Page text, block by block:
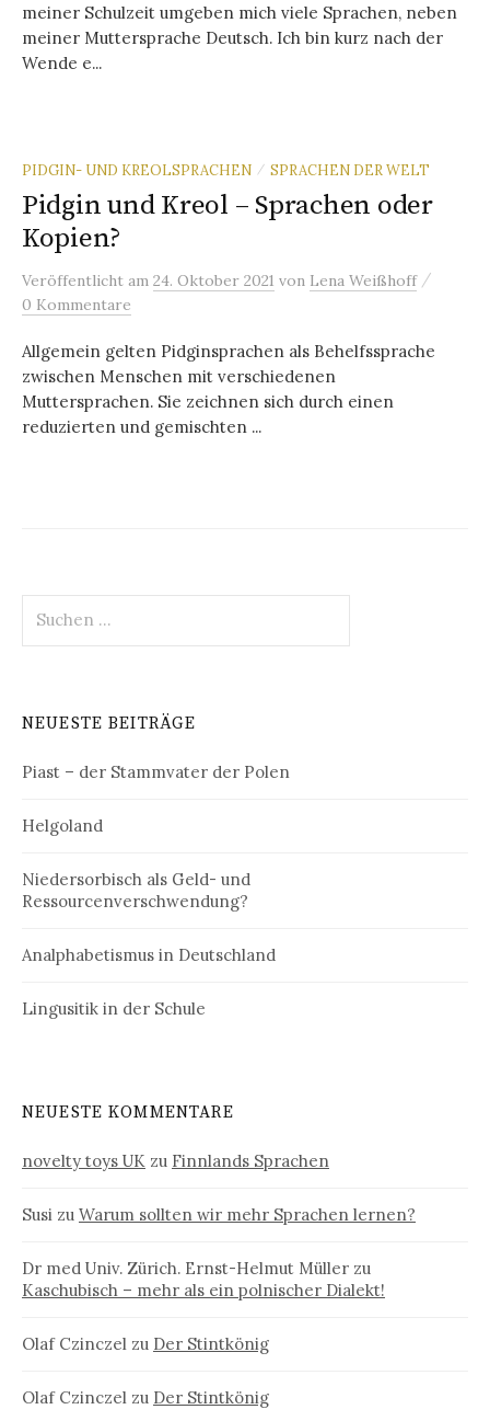
meiner Schulzeit umgeben mich viele Sprachen, neben
meiner Muttersprache Deutsch. Ich bin kurz nach der
Wende e...
PIDGIN- UND KREOLSPRACHEN / SPRACHEN DER WELT
Pidgin und Kreol – Sprachen oder
Kopien?
Veröffentlicht am 24. Oktober 2021 von Lena Weißhoff /
0 Kommentare
Allgemein gelten Pidginsprachen als Behelfssprache
zwischen Menschen mit verschiedenen
Muttersprachen. Sie zeichnen sich durch einen
reduzierten und gemischten ...
nach:
NEUESTE BEITRÄGE
Piast – der Stammvater der Polen
Helgoland
Niedersorbisch als Geld- und
Ressourcenverschwendung?
Analphabetismus in Deutschland
Lingusitik in der Schule
NEUESTE KOMMENTARE
novelty toys UK zu Finnlands Sprachen
Susi zu Warum sollten wir mehr Sprachen lernen?
Dr med Univ. Zürich. Ernst-Helmut Müller zu
Kaschubisch – mehr als ein polnischer Dialekt!
Olaf Czinczel zu Der Stintkönig
Olaf Czinczel zu Der Stintkönig